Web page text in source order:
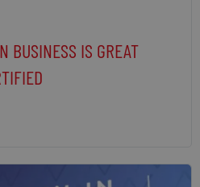
BUSINESS IS GREAT